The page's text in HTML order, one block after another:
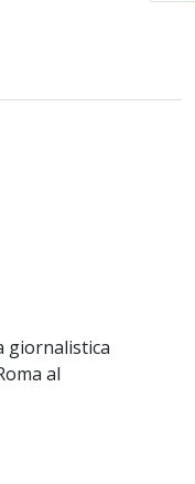
giornalistica
al